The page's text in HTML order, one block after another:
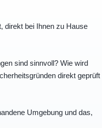
direkt bei Ihnen zu Hause
sind sinnvoll? Wie wird
direkt geprüft
Umgebung und das,